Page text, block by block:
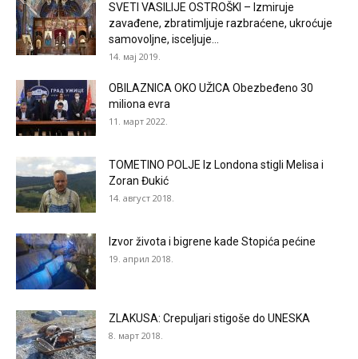
SVETI VASILIJE OSTROŠKI – Izmiruje
zavađene, zbratimljuje razbraćene, ukroćuje
samovoljne, isceljuje...
14. мај 2019.
OBILAZNICA OKO UŽICA Obezbeđeno 30
miliona evra
11. март 2022.
TOMETINO POLJE Iz Londona stigli Melisa i
Zoran Đukić
14. август 2018.
Izvor života i bigrene kade Stopića pećine
19. април 2018.
ZLAKUSA: Crepuljari stigoše do UNESKA
8. март 2018.